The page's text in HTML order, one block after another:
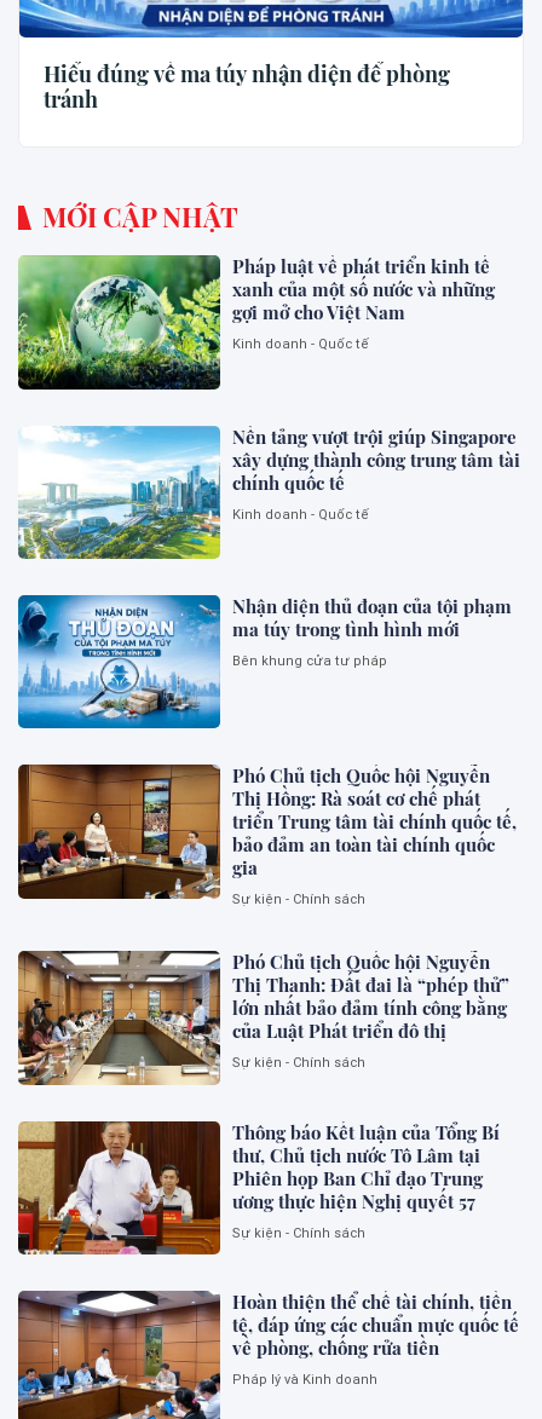
Hiểu đúng về ma túy nhận diện để phòng
tránh
MỚI CẬP NHẬT
Pháp luật về phát triển kinh tế
xanh của một số nước và những
gợi mở cho Việt Nam
Kinh doanh - Quốc tế
Nền tảng vượt trội giúp Singapore
xây dựng thành công trung tâm tài
chính quốc tế
Kinh doanh - Quốc tế
Nhận diện thủ đoạn của tội phạm
ma túy trong tình hình mới
Bên khung cửa tư pháp
Phó Chủ tịch Quốc hội Nguyễn
Thị Hồng: Rà soát cơ chế phát
triển Trung tâm tài chính quốc tế,
bảo đảm an toàn tài chính quốc
gia
Sự kiện - Chính sách
Phó Chủ tịch Quốc hội Nguyễn
Thị Thanh: Đất đai là “phép thử”
lớn nhất bảo đảm tính công bằng
của Luật Phát triển đô thị
Sự kiện - Chính sách
Thông báo Kết luận của Tổng Bí
thư, Chủ tịch nước Tô Lâm tại
Phiên họp Ban Chỉ đạo Trung
ương thực hiện Nghị quyết 57
Sự kiện - Chính sách
Hoàn thiện thể chế tài chính, tiền
tệ, đáp ứng các chuẩn mực quốc tế
về phòng, chống rửa tiền
Pháp lý và Kinh doanh